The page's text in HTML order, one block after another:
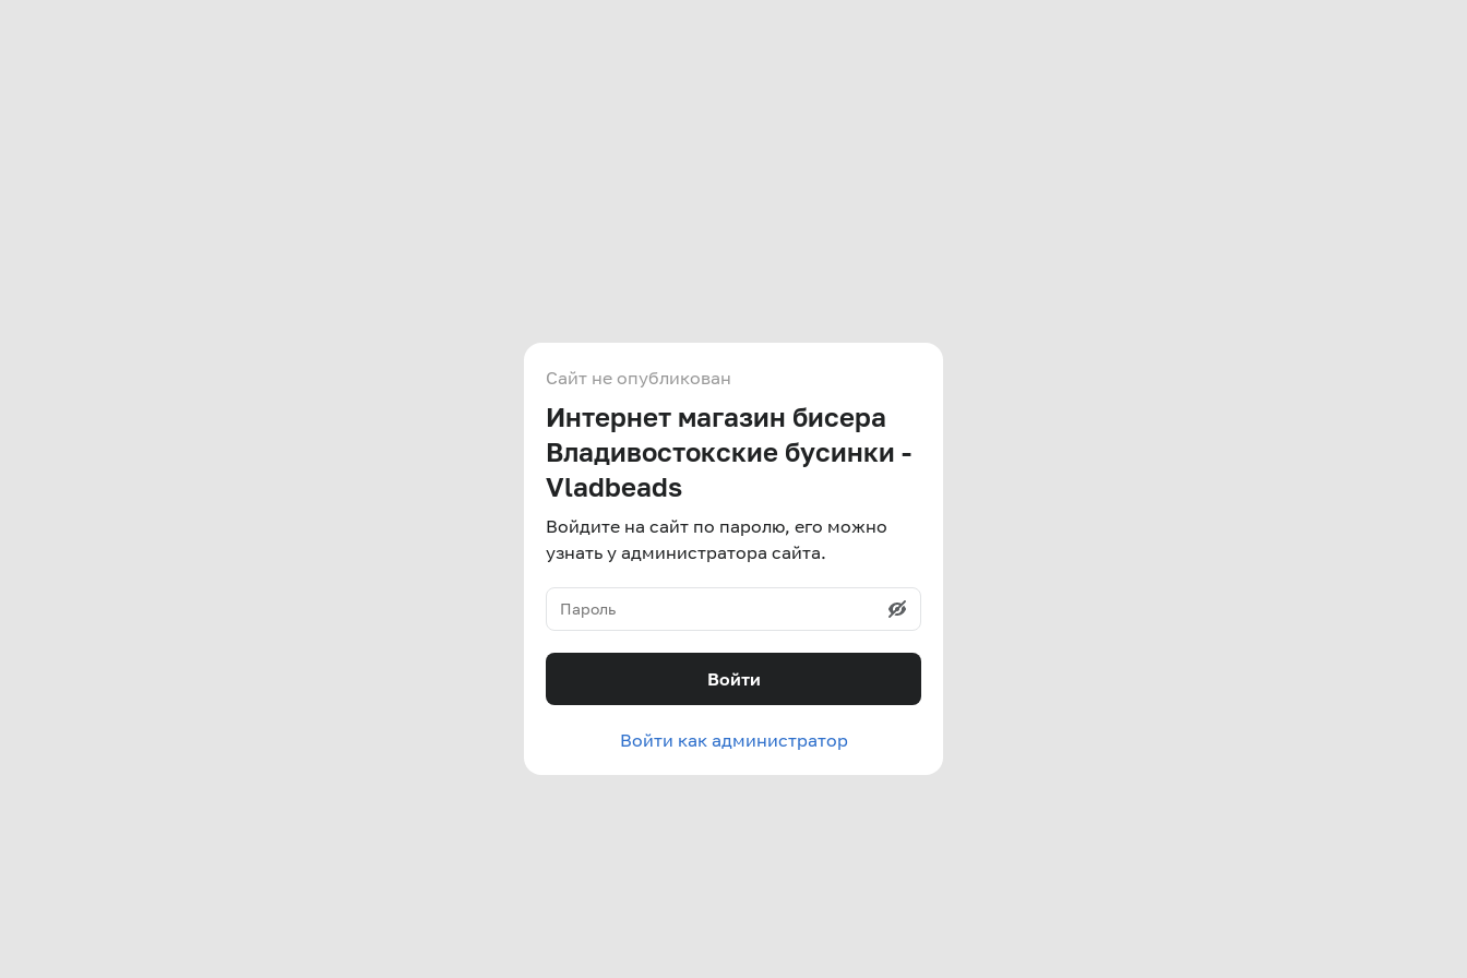
Сайт не опубликован
Интернет магазин бисера
Владивостокские бусинки -
Vladbeads
Войдите на сайт по паролю, его можно
узнать у администратора сайта.
Войти
Войти как администратор